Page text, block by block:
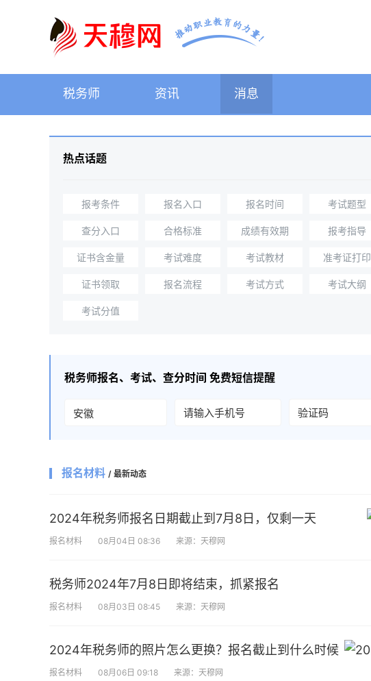
税务师 资讯 消息
热点话题
报考条件 报名入口 报名时间 考试题型
查分入口 合格标准 成绩有效期 报考指导
证书含金量 考试难度 考试教材 准考证打印
证书领取 报名流程 考试方式 考试大纲
考试分值
税务师报名、考试、查分时间 免费短信提醒
报名材料 / 最新动态
2024年税务师报名日期截止到7月8日，仅剩一天
报名材料 08月04日 08:36 来源：天穆网
税务师2024年7月8日即将结束，抓紧报名
报名材料 08月03日 08:45 来源：天穆网
2024年税务师的照片怎么更换？报名截止到什么时候
报名材料 08月06日 09:18 来源：天穆网